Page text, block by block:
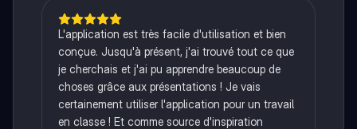
L'application est très facile d'utilisation et bien
conçue. Jusqu'à présent, j'ai trouvé tout ce que
je cherchais et j'ai pu apprendre beaucoup de
choses grâce aux présentations ! Je vais
certainement utiliser l'application pour un travail
en classe ! Et comme source d'inspiration